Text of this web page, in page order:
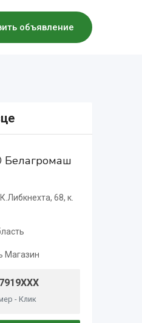
объявление
68, к.
Магазин
- Клик